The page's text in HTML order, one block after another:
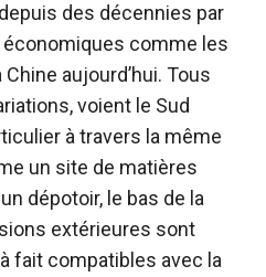
des décennies par
comme les
Chine aujourd’hui. Tous
voient le Sud
à travers la même
un site de matières
dépotoir, le bas de la
extérieures sont
fait compatibles avec la